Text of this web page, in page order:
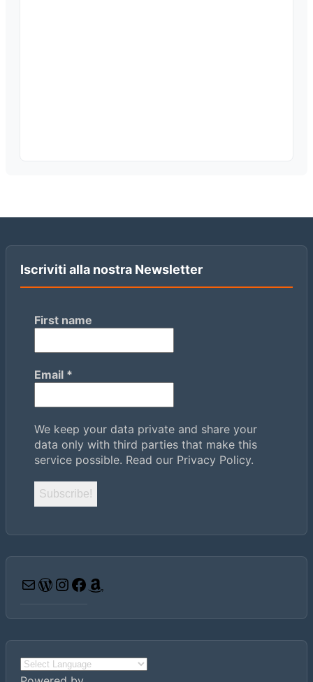
Iscriviti alla nostra Newsletter
First name
Email *
We keep your data private and share your
data only with third parties that make this
service possible. Read our Privacy Policy.
EmailWordPress
Instagram
Facebook